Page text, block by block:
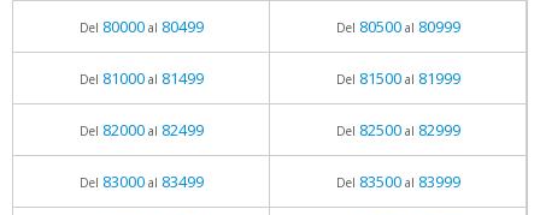
Del 80000al 80499 Del 80500al 80999
Del 81000al 81499 Del 81500al 81999
Del 82000al 82499 Del 82500al 82999
Del 83000al 83499 Del 83500al 83999